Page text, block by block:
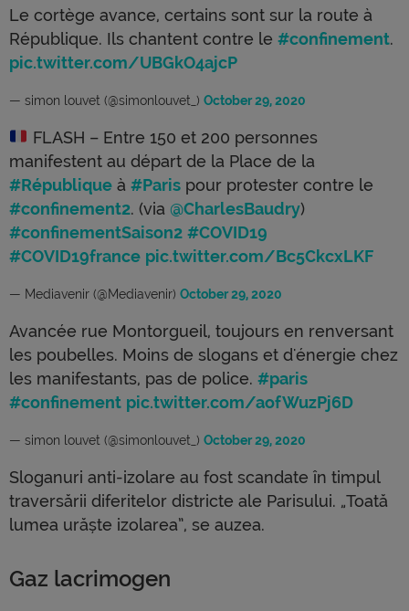
Le cortège avance, certains sont sur la route à
République. Ils chantent contre le #confinement.
pic.twitter.com/UBGkO4ajcP
— simon louvet (@simonlouvet_) October 29, 2020
FLASH – Entre 150 et 200 personnes
manifestent au départ de la Place de la
#République à #Paris pour protester contre le
#confinement2. (via @CharlesBaudry)
#confinementSaison2 #COVID19
#COVID19france pic.twitter.com/Bc5CkcxLKF
— Mediavenir (@Mediavenir) October 29, 2020
Avancée rue Montorgueil, toujours en renversant
les poubelles. Moins de slogans et d'énergie chez
les manifestants, pas de police. #paris
#confinement pic.twitter.com/aofWuzPj6D
— simon louvet (@simonlouvet_) October 29, 2020
Sloganuri anti-izolare au fost scandate în timpul
traversării diferitelor districte ale Parisului. „Toată
lumea urăște izolarea”, se auzea.
Gaz lacrimogen